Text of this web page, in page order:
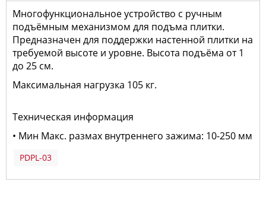
Многофункциональное устройство с ручным
подъёмным механизмом для подъма плитки.
Предназначен для поддержки настенной плитки на
требуемой высоте и уровне. Высота подъёма от 1
до 25 см.
Максимальная нагрузка 105 кг.
Техническая информация
• Мин Макс. размах внутреннего зажима: 10-250 мм
PDPL-03